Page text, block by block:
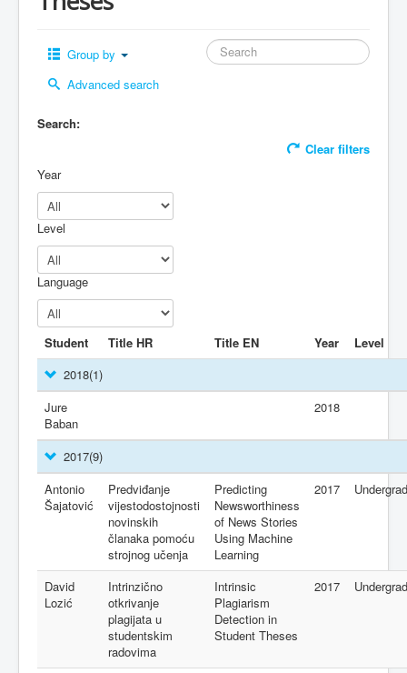
Group by
Advanced search
Search:
Clear filters
Year
Level
Language
Student Title HR Title EN Year Level
2018(1)
Jure
Baban
2018
2017(9)
Antonio
Šajatović
Predviđanje
vijestodostojnosti
novinskih
članaka pomoću
strojnog učenja
Predicting
Newsworthiness
of News Stories
Using Machine
Learning
2017
David
Lozić
Intrinzično
otkrivanje
plagijata u
studentskim
radovima
Intrinsic
Plagiarism
Detection in
Student Theses
2017